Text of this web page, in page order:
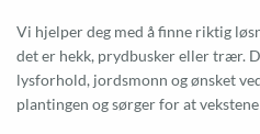
Vi hjelper deg med å finne riktig
det er hekk, prydbusker eller trær.
lysforhold, jordsmonn og ønsket
plantingen og sørger for at